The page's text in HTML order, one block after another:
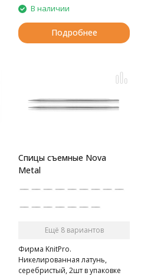
В наличии
Подробнее
Спицы съемные Nova
Metal
Ещё 8 вариантов
Фирма KnitPro.
Никелированная латунь,
серебристый, 2шт в упаковке